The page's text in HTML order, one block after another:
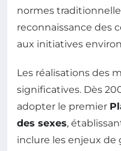
normes
reconnaissance des
aux initiatives
Les réalisations des
significatives. Dès
adopter le premier
des sexes,
inclure les enjeux de